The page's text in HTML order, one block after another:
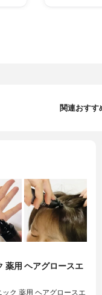
関連おすす
薬用 ヘアグロースエ
ク 薬用 ヘアグロースエ